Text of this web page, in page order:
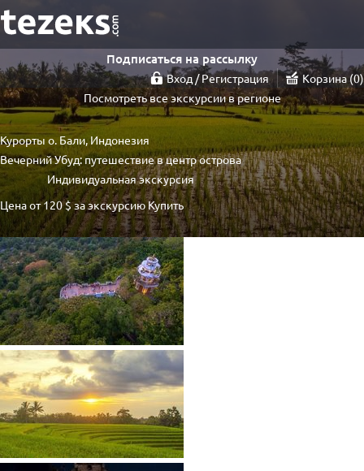
Подписаться на рассылку
Вход / Регистрация Корзина 0
Посмотреть все экскурсии в регионе
Курорты о. Бали, Индонезия
Вечерний Убуд: путешествие в центр острова
Индивидуальная экскурсия
Цена от120 $ за экскурсиюКупить